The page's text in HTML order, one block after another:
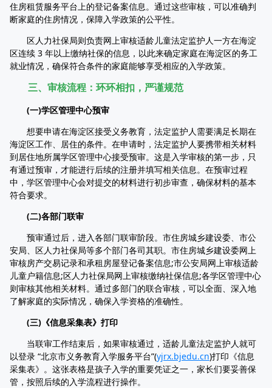
住房租赁服务平台上的登记备案信息。通过这些审核，可以准确判
断家庭的住房情况，保障入学政策的公平性。
区人力社保局则负责网上审核适龄儿童法定监护人一方在海淀
区连续 3 年以上缴纳社保的信息，以此来确定家庭在海淀区的务工
就业情况，确保符合条件的家庭能够享受相应的入学政策。
三、审核流程：环环相扣，严谨规范
(一)学区管理中心预审
想要申请在海淀区接受义务教育，法定监护人需要满足长期在
海淀区工作、居住的条件。在申请时，法定监护人要携带相关材料
到居住地所属学区管理中心接受预审。这是入学审核的第一步，只
有通过预审，才能进行后续的注册并填写相关信息。在预审过程
中，学区管理中心会对提交的材料进行初步审查，确保材料的基本
符合要求。
(二)各部门联审
预审通过后，进入各部门联审阶段。市住房城乡建设委、市公
安局、区人力社保局等多个部门各司其职。市住房城乡建设委网上
审核房产交易记录和承租房屋登记备案信息;市公安局网上审核适龄
儿童户籍信息;区人力社保局网上审核缴纳社保信息;各学区管理中心
则审核其他相关材料。通过多部门的联合审核，可以全面、深入地
了解家庭的实际情况，确保入学资格的准确性。
(三)《信息采集表》打印
当联审工作结束后，如果审核通过，适龄儿童法定监护人就可
以登录 “北京市义务教育入学服务平台”(yjrx.bjedu.cn)打印《信息
采集表》。这张表格是孩子入学的重要凭证之一，家长们要妥善保
管，按照后续的入学流程进行操作。